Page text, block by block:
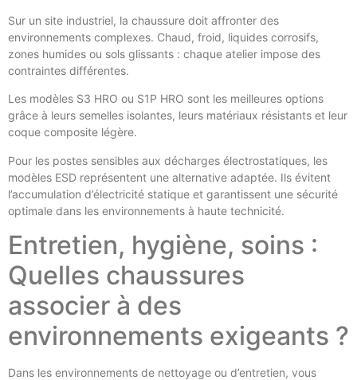
Sur un site industriel, la chaussure doit affronter des
environnements complexes. Chaud, froid, liquides corrosifs,
zones humides ou sols glissants : chaque atelier impose des
contraintes différentes.
Les modèles S3 HRO ou S1P HRO sont les meilleures options
grâce à leurs semelles isolantes, leurs matériaux résistants et leur
coque composite légère.
Pour les postes sensibles aux décharges électrostatiques, les
modèles ESD représentent une alternative adaptée. Ils évitent
l’accumulation d’électricité statique et garantissent une sécurité
optimale dans les environnements à haute technicité.
Entretien, hygiène, soins :
Quelles chaussures
associer à des
environnements exigeants ?
Dans les environnements de nettoyage ou d’entretien, vous